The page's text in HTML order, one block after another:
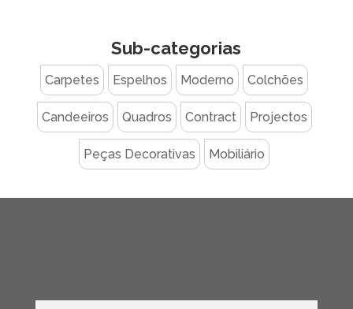
€879.20
Sub-categorias
Carpetes Espelhos Moderno Colchões
Candeeiros Quadros Contract Projectos
Peças Decorativas Mobiliário